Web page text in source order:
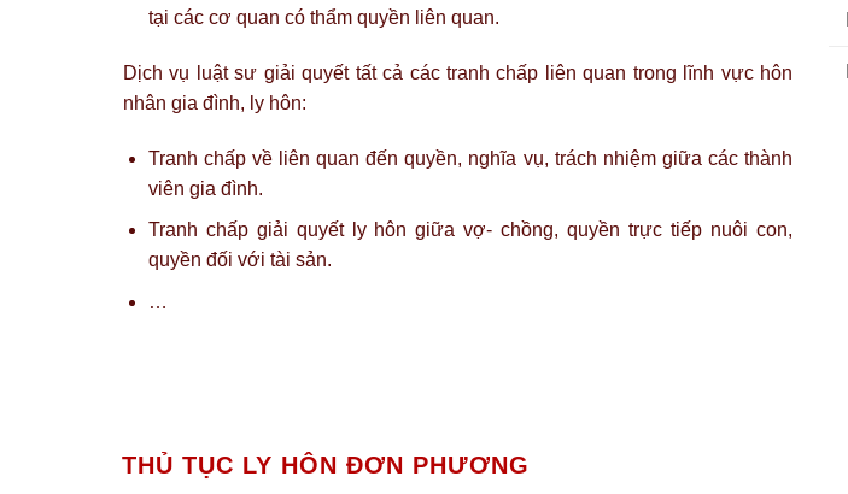
tại các cơ quan có thẩm quyền liên quan.
Dịch vụ luật sư giải quyết tất cả các tranh chấp liên quan trong lĩnh vực hôn
nhân gia đình, ly hôn:
Tranh chấp về liên quan đến quyền, nghĩa vụ, trách nhiệm giữa các thành
viên gia đình.
Tranh chấp giải quyết ly hôn giữa vợ- chồng, quyền trực tiếp nuôi con,
quyền đối với tài sản.
…
THỦ TỤC LY HÔN ĐƠN PHƯƠNG